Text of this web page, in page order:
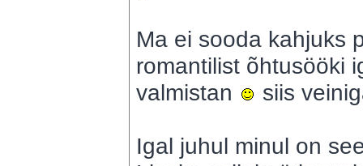
Ma ei sooda kahjuks
romantilist õhtusööki
valmistan
siis
Igal juhul minul on